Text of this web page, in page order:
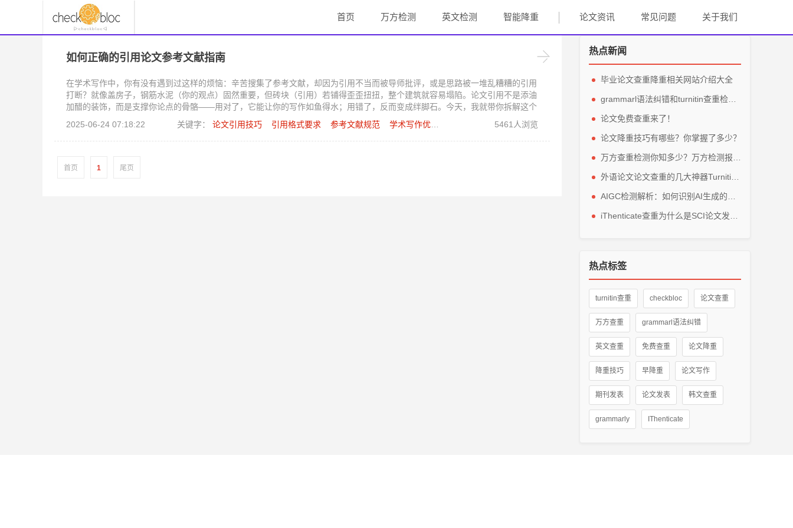
首页 万方检测 英文检测 智能降重 论文资讯 常见问题 关于我们
如何正确的引用论文参考文献指南
在学术写作中，你有没有遇到过这样的烦恼：辛苦搜集了参考文献，却因为引用不当而被导师批评，或是思路被一堆乱糟糟的引用
打断？就像盖房子，钢筋水泥（你的观点）固然重要，但砖块（引用）若铺得歪歪扭扭，整个建筑就容易塌陷。论文引用不是添油
加醋的装饰，而是支撑你论点的骨骼——用对了，它能让你的写作如鱼得水；用错了，反而变成绊脚石。今天，我就带你拆解这个
看似简单实则坑洞满地的环节，让你从新手秒变高手，写出专业又吸睛的论文。
2025-06-24 07:18:22 关键字： 论文引用技巧 引用格式要求 参考文献规范 学术写作优化 避免引用错误5461人浏览
首页 1 尾页
热点新闻
毕业论文查重降重相关网站介绍大全
论文免费查重来了！
论文降重技巧有哪些？你掌握了多少？
热点标签
turnitin查重 checkbloc 论文查重
万方查重 grammarl语法纠错
英文查重 免费查重 论文降重
降重技巧 早降重 论文写作
期刊发表 论文发表 韩文查重
grammarly IThenticate